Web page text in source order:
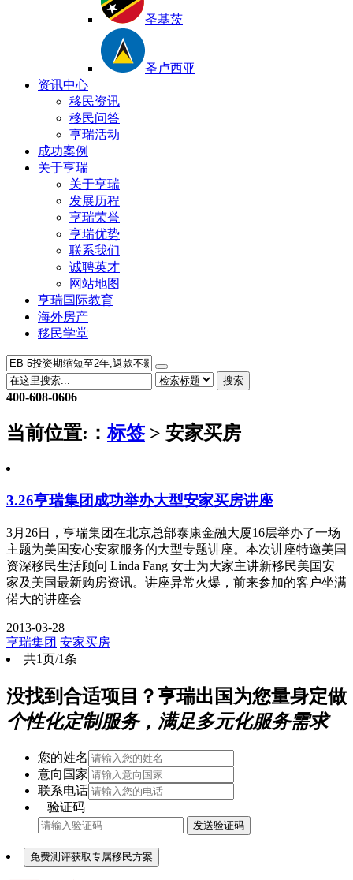
圣基茨
圣卢西亚
资讯中心
移民资讯
移民问答
亨瑞活动
成功案例
关于亨瑞
关于亨瑞
发展历程
亨瑞荣誉
亨瑞优势
联系我们
诚聘英才
网站地图
亨瑞国际教育
海外房产
移民学堂
搜索
400-608-0606
当前位置: ：标签 > 安家买房
3.26亨瑞集团成功举办大型安家买房讲座
3月26日，亨瑞集团在北京总部泰康金融大厦16层举办了一场
主题为美国安心安家服务的大型专题讲座。本次讲座特邀美国
资深移民生活顾问 Linda Fang 女士为大家主讲新移民美国安
家及美国最新购房资讯。讲座异常火爆，前来参加的客户坐满
偌大的讲座会
2013-03-28
亨瑞集团 安家买房
共1页/1条
没找到合适项目？亨瑞出国为您量身定做
个性化定制服务，满足多元化服务需求
您的姓名
意向国家
联系电话
验证码
发送验证码
免费测评获取专属移民方案